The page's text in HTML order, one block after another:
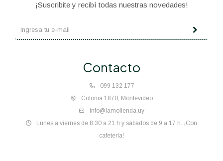
Contacto
099 132 177
Colonia 1870, Montevideo
info@lamolienda.uy
Lunes a viernes de 8:30 a 21 h y sábados de 9 a 17 h. ¡Con
cafetería!
¡Suscribite y recibí todas nuestras novedades!